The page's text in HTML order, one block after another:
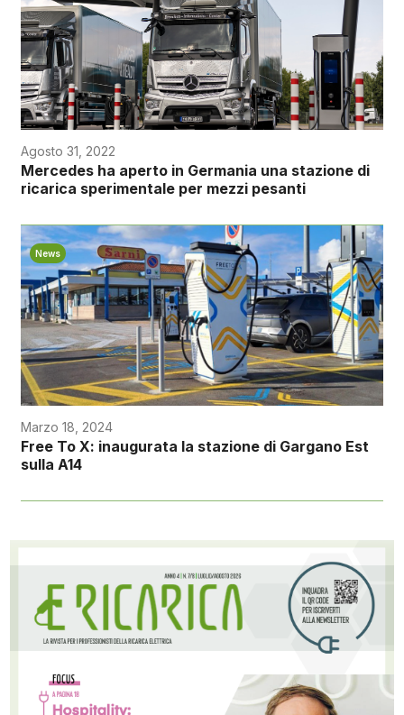
Agosto 31, 2022
Mercedes ha aperto in Germania una stazione di
ricarica sperimentale per mezzi pesanti
News
Marzo 18, 2024
Free To X: inaugurata la stazione di Gargano Est
sulla A14